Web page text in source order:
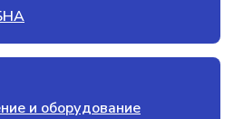
и оборудование